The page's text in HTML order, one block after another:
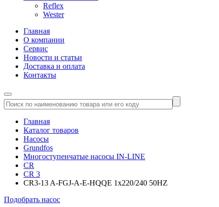
Reflex
Wester
Главная
О компании
Сервис
Новости и статьи
Доставка и оплата
Контакты
Главная
Каталог товаров
Насосы
Grundfos
Многоступенчатые насосы IN-LINE
CR
CR 3
CR3-13 A-FGJ-A-E-HQQE 1x220/240 50HZ
Подобрать насос